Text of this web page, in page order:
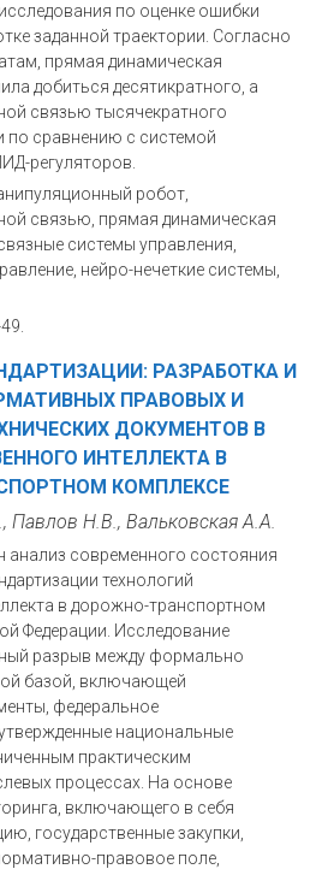
по оценке ошибки
заданной траектории. Согласно
прямая динамическая
добиться десятикратного, а
связью тысячекратного
по сравнению с системой
регуляторов.
робот,
связью, прямая динамическая
системы управления,
нейро-нечеткие системы,
РАЗРАБОТКА И
ПРАВОВЫХ И
ДОКУМЕНТОВ В
ИНТЕЛЛЕКТА В
КОМПЛЕКСЕ
Павлов Н.В., Вальковская А.А.
анализ современного состояния
технологий
в дорожно-транспортном
Федерации. Исследование
разрыв между формально
базой, включающей
федеральное
национальные
практическим
процессах. На основе
включающего в себя
государственные закупки,
правовое поле,